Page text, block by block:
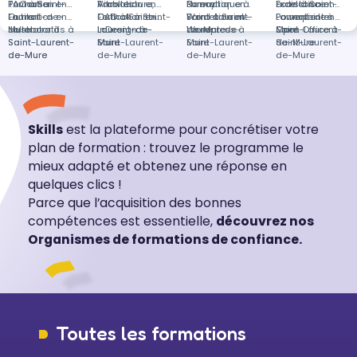
Toulouse Vitrolles Nancy à distance
PAO à Saint-
Laurent-de-
Mure
Architecture,
CAD à Saint-
Laurent-de-
Mure
Bureautique à
Saint-Laurent-
de-Mure
Excel à Saint-
Laurent-de-
Mure
Formation en
Outils
collaboratifs à
Saint-Laurent-
de-Mure
Formation en
Outlook à Saint-
Laurent-de-
Mure
Formation en
Word à Saint-
Laurent-de-
Mure
Formation en
Powerpoint à
Saint-Laurent-
de-Mure
Formation en
Illustrator à
Saint-Laurent-
de-Mure
Formation en
InDesign à
Saint-Laurent-
de-Mure
Formation en
Wordpress à
Saint-Laurent-
de-Mure
Formation en
Open Office à
Saint-Laurent-
de-Mure
Skillsest la plateforme pour concrétiser votre
plan de formation : trouvez le programme le
mieux adapté et obtenez une réponse en
quelques clics !
Parce que l’acquisition des bonnes
compétences est essentielle, découvrez nos
Organismes de formations de confiance.
Toutes les formations